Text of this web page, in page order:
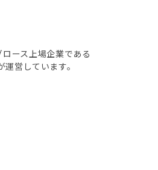
ース上場企業である
営しています。